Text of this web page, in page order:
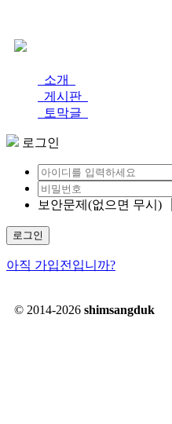
소개
게시판
토막글
로그인
보안문제(없으면 무시)
로그인
아직 가입전입니까?
© 2014-2026 shimsangduk